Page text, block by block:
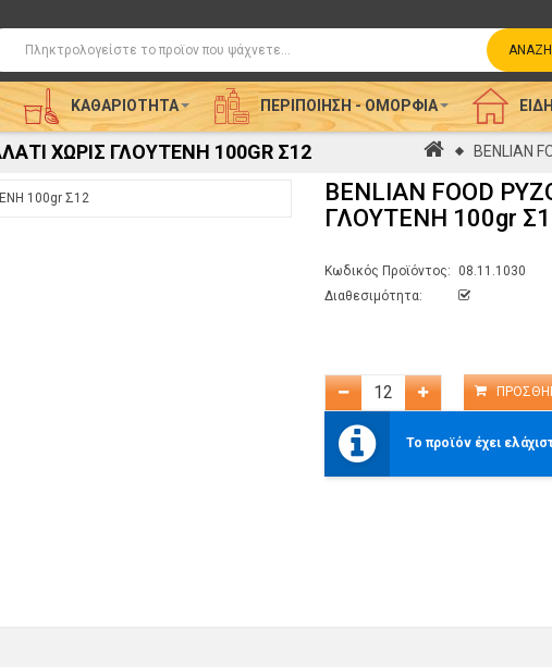
Αναζήτηση
ΚΑΘΑΡΙΌΤΗΤΑ ΠΕΡΙΠΟΊΗΣΗ - ΟΜΟΡΦΙΆ
ΧΩΡΙΣ ΓΛΟΥΤΕΝΗ 100GR Σ12 ΑρχικήBENLIAN
BENLIAN FOOD
ΓΛΟΥΤΕΝΗ 100gr
Κωδικός Προϊόντος:
08.11.1030
Διαθεσιμότητα:
Το προϊόν έχει